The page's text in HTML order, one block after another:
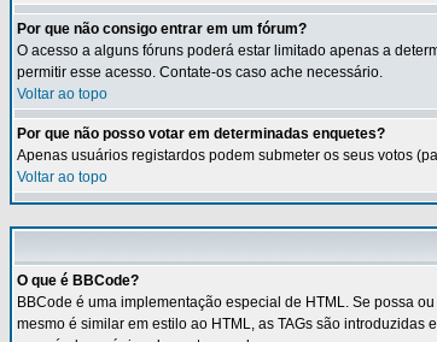
Por que não consigo entrar em um fórum?
O acesso a alguns fóruns poderá estar limitado apenas a
permitir esse acesso. Contate-os caso ache necessário.
Voltar ao topo
Por que não posso votar em determinadas enquetes?
Apenas usuários registardos podem submeter os seus votos
Voltar ao topo
O que é BBCode?
BBCode é uma implementação especial de HTML. Se possa
mesmo é similar em estilo ao HTML, as TAGs são